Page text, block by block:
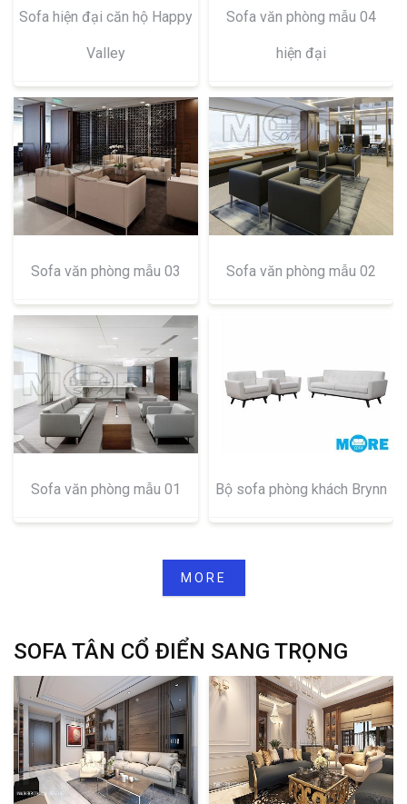
Sofa hiện đại căn hộ Happy
Valley
Sofa văn phòng mẫu 04
hiện đại
Sofa văn phòng mẫu 03 Sofa văn phòng mẫu 02
Sofa văn phòng mẫu 01 Bộ sofa phòng khách Brynn
MORE
SOFA TÂN CỔ ĐIỂN SANG TRỌNG